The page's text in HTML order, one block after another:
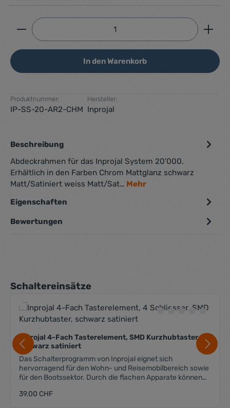
Produkt Anzahl: Gib den gewünschten Wert ein
In den Warenkorb
Produktnummer:
IP-SS-20-AR2-CHM
Hersteller:
Inprojal
Beschreibung
Abdeckrahmen für das Inprojal System 20'000.
Erhältlich in den Farben Chrom Mattglanz schwarz
Matt/Satiniert weiss Matt/Sat… Mehr
Eigenschaften
Bewertungen
Produktgalerie überspringen
Schaltereinsätze
Inprojal 4-Fach Tasterelement, SMD Kurzhubtaster,
schwarz satiniert
Das Schalterprogramm von Inprojal eignet sich
hervorragend für den Wohn- und Reisemobilbereich sowie
für den Bootssektor. Durch die flachen Apparate können
werden. Passend für das System 10.000 und 20.000 (für
Regulärer Preis:
39,00 CHF